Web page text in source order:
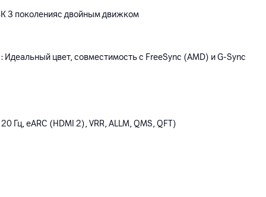
3 поколенияс двойным движком
цвет, совместимость с FreeSync (AMD) и G-Sync
Гц, eARC (HDMI 2), VRR, ALLM, QMS, QFT)